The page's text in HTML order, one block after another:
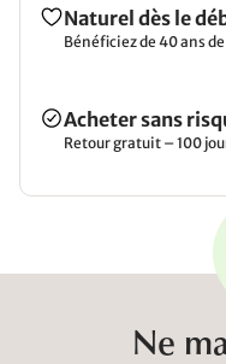
Naturel dès le
Bénéficiez de 40 ans
Acheter sans
Retour gratuit – 100
Ne